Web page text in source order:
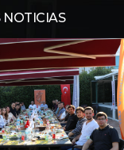
NOTICIAS